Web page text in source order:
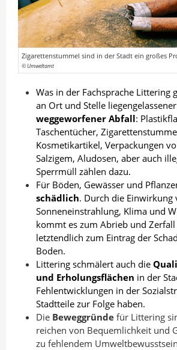
n
A
u
t
o
I
n
t
e
i
l
e
n
o
k
t
e
i
l
e
n
Zigarettenstummel sind in der Stadt ein großes
© Umweltamt
Was in der Fachsprache Littering
an Ort und Stelle
weggeworfener Abfall:
Taschentücher,
Kosmetikartikel, Verpackungen
Salzigem, Aludosen, aber auch
Sperrmüll zählen dazu.
Für Böden, Gewässer und
schädlich. Durch die Einwirkung
Sonneneinstrahlung, Klima und
kommt es zum Abrieb und
letztendlich zum Eintrag der
Boden.
Littering schmälert auch die
und Erholungsflächen in der
Fehlentwicklungen in der
Stadtteile zur Folge haben.
Die Beweggründe für Littering
reichen von Bequemlichkeit und
zu fehlendem